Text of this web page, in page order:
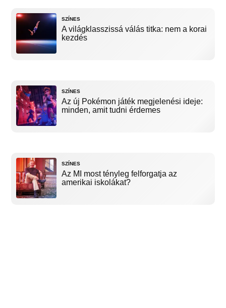
SZÍNES
A világklasszissá válás titka: nem a korai
kezdés
SZÍNES
Az új Pokémon játék megjelenési ideje:
minden, amit tudni érdemes
SZÍNES
Az MI most tényleg felforgatja az
amerikai iskolákat?